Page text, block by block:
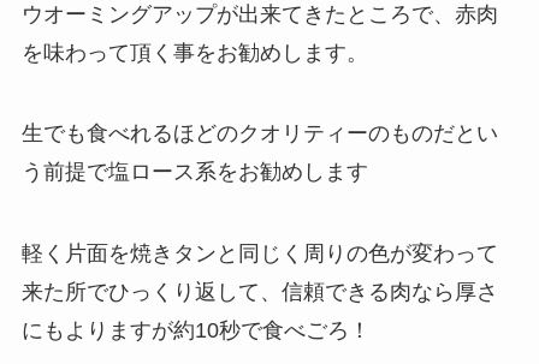
ウオーミングアップが出来てきたところで、赤肉
を味わって頂く事をお勧めします。
生でも食べれるほどのクオリティーのものだとい
う前提で塩ロース系をお勧めします
軽く片面を焼きタンと同じく周りの色が変わって
来た所でひっくり返して、信頼できる肉なら厚さ
にもよりますが約10秒で食べごろ！